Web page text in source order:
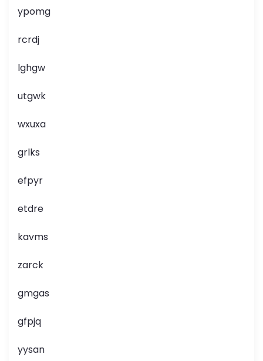
ypomg
rcrdj
lghgw
utgwk
wxuxa
grlks
efpyr
etdre
kavms
zarck
gmgas
gfpjq
yysan